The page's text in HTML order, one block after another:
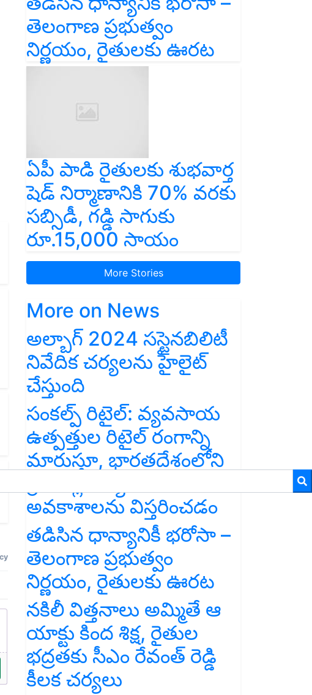
తెలంగాణ ప్రభుత్వం
నిర్ణయం, రైతులకు ఊరట
ఏపీ పాడి రైతులకు శుభవార్త
షెడ్ నిర్మాణానికి 70% వరకు
సబ్సిడీ, గడ్డి సాగుకు
రూ.15,000 సాయం
More Stories
More on News
అల్బాగ్ 2024 సస్టైనబిలిటీ
నివేదిక చర్యలను హైలైట్
చేస్తుంది
సంకల్ప్ రిటైల్: వ్యవసాయ
ఉత్పత్తుల రిటైల్ రంగాన్ని
మారుస్తూ, భారతదేశంలోని
అవకాశాలను విస్తరించడం
తడిసిన ధాన్యానికీ భరోసా –
తెలంగాణ ప్రభుత్వం
నిర్ణయం, రైతులకు ఊరట
నకిలీ విత్తనాలు అమ్మితే ఆ
యాక్టు కింద శిక్ష, రైతుల
భద్రతకు సీఎం రేవంత్ రెడ్డి
కీలక చర్యలు